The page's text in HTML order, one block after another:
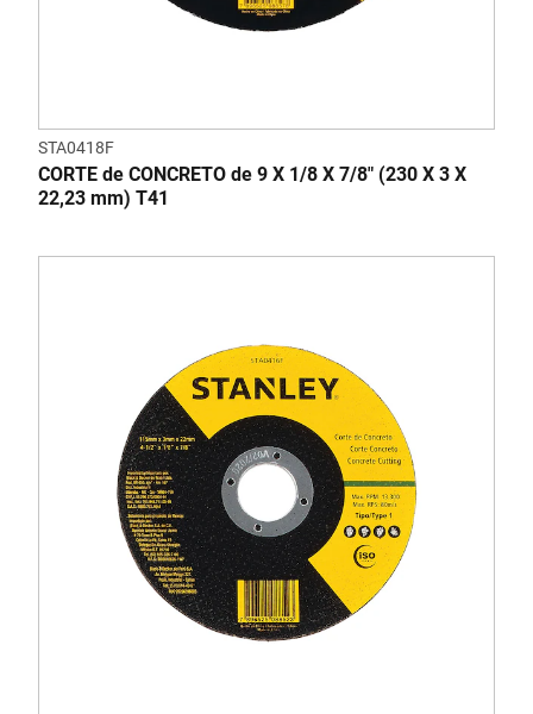
STA0418F
CORTE de CONCRETO de 9 X 1/8 X 7/8" (230 X 3 X
22,23 mm) T41